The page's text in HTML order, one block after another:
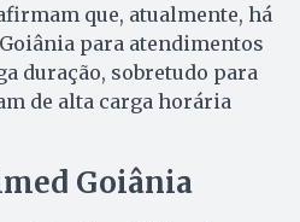
que, atualmente, há
para atendimentos
duração, sobretudo para
de alta carga horária
Goiânia